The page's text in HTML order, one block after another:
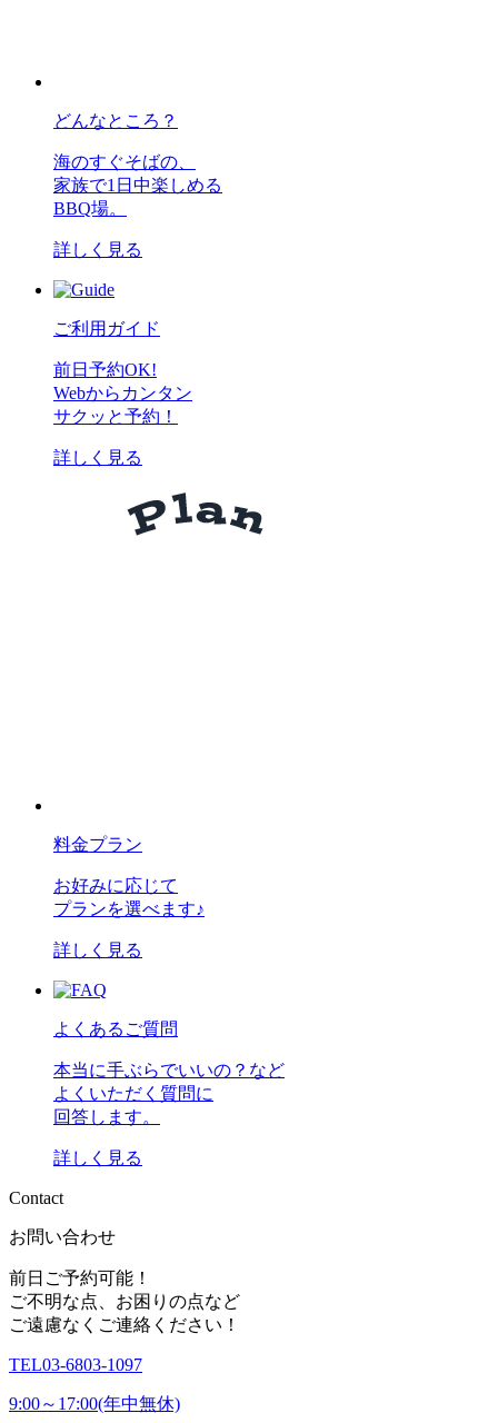
どんなところ？
海のすぐそばの、
家族で1日中楽しめる
BBQ場。
詳しく見る
ご利用ガイド
前日予約OK!
Webからカンタン
サクッと予約！
詳しく見る
料金プラン
お好みに応じて
プランを選べます♪
詳しく見る
よくあるご質問
本当に手ぶらでいいの？など
よくいただく質問に
回答します。
詳しく見る
Contact
お問い合わせ
前日ご予約可能！
ご不明な点、お困りの点など
ご遠慮なくご連絡ください！
TEL03-6803-1097
9:00～17:00(年中無休)